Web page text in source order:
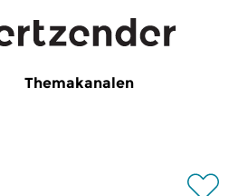
Themakanalen